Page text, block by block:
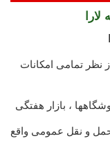
نظر تمامی امکانات
، بازار هفتگی
حمل و نقل عمومی واقع